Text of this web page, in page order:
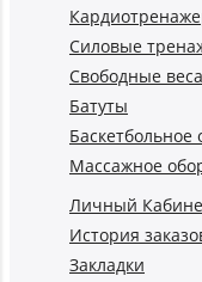
Силовые
Свободные веса
Батуты
Баскетбольное
Массажное
Личный
История
Закладки